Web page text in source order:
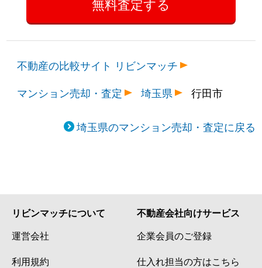
不動産の比較サイト リビンマッチ
マンション売却・査定
埼玉県 行田市
埼玉県のマンション売却・査定に戻る
リビンマッチについて
運営会社
利用規約
不動産会社向けサービス
企業会員のご登録
仕入れ担当の方はこちら